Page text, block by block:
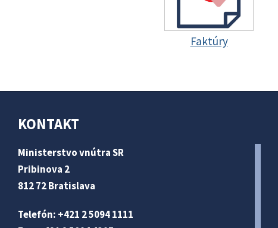
Faktúry
KONTAKT
Ministerstvo vnútra SR
Pribinova 2
812 72 Bratislava
Telefón: +421 2 5094 1111